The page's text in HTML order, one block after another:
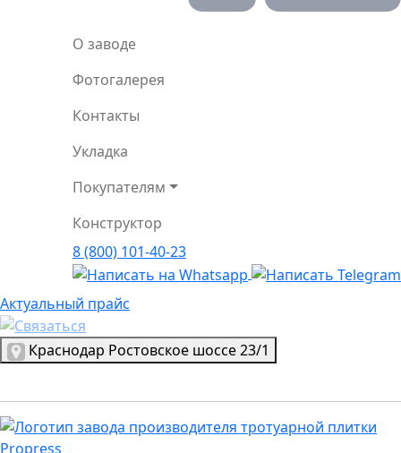
О заводе
Фотогалерея
Контакты
Укладка
Покупателям
Конструктор
8 (800) 101-40-23
Актуальный прайс
Актуальный прайс
Выбрать город
Краснодар Ростовское шоссе 23/1
Логотип, переход на главную страницу